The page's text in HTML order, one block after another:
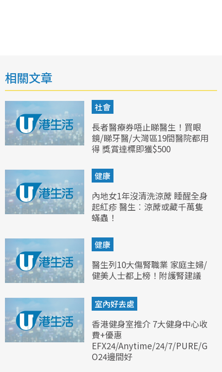
相關文章
社會
長者醫療券唔止睇醫生！買眼
鏡/睇牙醫/大灣區19間醫院都用
得 獎賞達標即獲$500
健康
內地女1年沒清洗涼蓆 睡醒全身
起紅疹 醫生︰涼蓆或藏千萬隻
蟎蟲！
健康
醫生列10大傷腎職業 家庭主婦/
健美人士都上榜！附護腎建議
室內好去處
香港健身室推介 7大健身中心收
費+優惠
EFX24/Anytime/24/7/PURE/G
O24邊間好